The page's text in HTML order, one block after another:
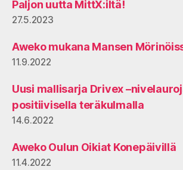
Paljon uutta MittX:iltä!
27.5.2023
Aweko mukana Mansen
11.9.2022
Uusi mallisarja Drivex
positiivisella teräkulmalla
14.6.2022
Aweko Oulun Oikiat Konepäivillä
11.4.2022